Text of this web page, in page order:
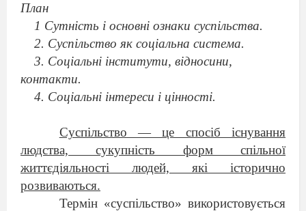
План
1 Сутність і основні ознаки суспільства.
2. Суспільство як соціальна система.
3. Соціальні інститути, відносини,
контакти.
4. Соціальні інтереси і цінності.
Суспільство — це спосіб існування
людства, сукупність форм спільної
життєдіяльності людей, які історично
розвиваються.
Термін «суспільство» використовується